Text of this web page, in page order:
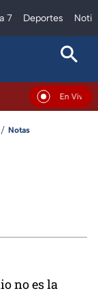
7 Deportes
En Vivo
Notas
no es la